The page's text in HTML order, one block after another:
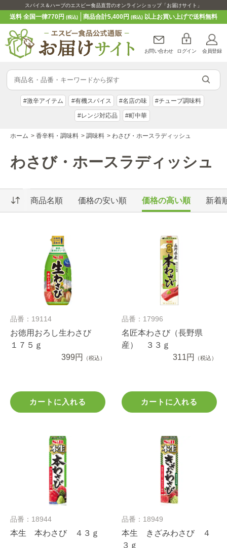
スパイス＆ハーブのエスビー食品直営のオンラインショップ「お届けサイト」
送料 全国一律770円(税込) 商品合計5,400円 (税込)以上お買い上げで送料無料
お問い合わせ ログイン 会員登録
#激辛アイテム #有機スパイス #名店の味 #チューブ調味料
#レンジ対応品 #町中華
ホーム > 香辛料・調味料 > 調味料 > わさび・ホースラディッシュ
わさび・ホースラディッシュ
商品名順 価格の安い順 価格の高い順 新着
品番：19114
お徳用おろし生わさび
１７５ｇ
399円
（税込）
カートに入れる
品番：17996
名匠本わさび（長野県
産） ３３ｇ
311円
（税込）
カートに入れる
品番：18944
本生 本わさび ４３ｇ
品番：18949
本生 きざみわさび ４
３ｇ